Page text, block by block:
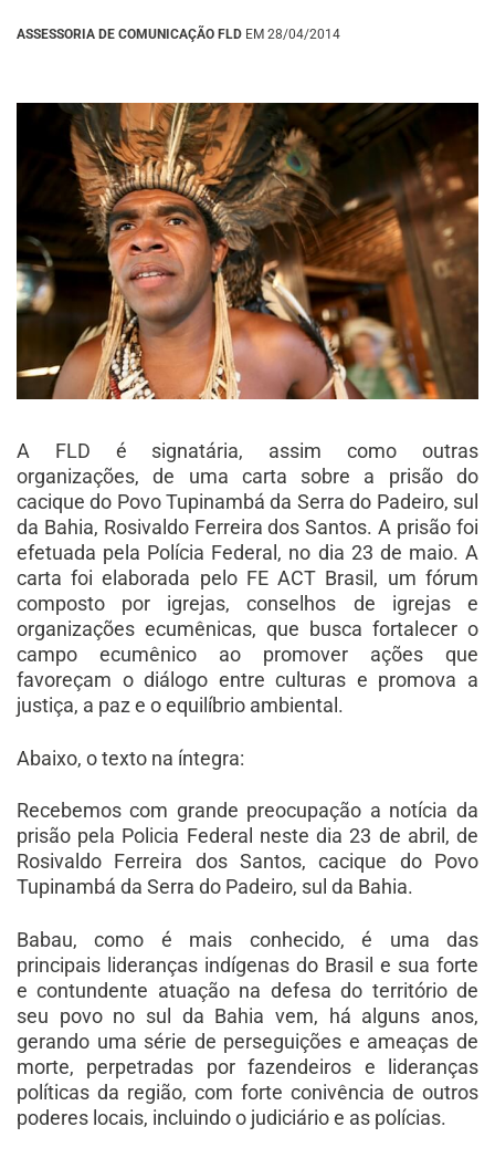
ASSESSORIA DE COMUNICAÇÃO FLD EM 28/04/2014
A FLD é signatária, assim como outras
organizações, de uma carta sobre a prisão do
cacique do Povo Tupinambá da Serra do Padeiro, sul
da Bahia, Rosivaldo Ferreira dos Santos. A prisão foi
efetuada pela Polícia Federal, no dia 23 de maio. A
carta foi elaborada pelo FE ACT Brasil, um fórum
composto por igrejas, conselhos de igrejas e
organizações ecumênicas, que busca fortalecer o
campo ecumênico ao promover ações que
favoreçam o diálogo entre culturas e promova a
justiça, a paz e o equilíbrio ambiental.
Abaixo, o texto na íntegra:
Recebemos com grande preocupação a notícia da
prisão pela Policia Federal neste dia 23 de abril, de
Rosivaldo Ferreira dos Santos, cacique do Povo
Tupinambá da Serra do Padeiro, sul da Bahia.
Babau, como é mais conhecido, é uma das
principais lideranças indígenas do Brasil e sua forte
e contundente atuação na defesa do território de
seu povo no sul da Bahia vem, há alguns anos,
gerando uma série de perseguições e ameaças de
morte, perpetradas por fazendeiros e lideranças
políticas da região, com forte conivência de outros
poderes locais, incluindo o judiciário e as polícias.